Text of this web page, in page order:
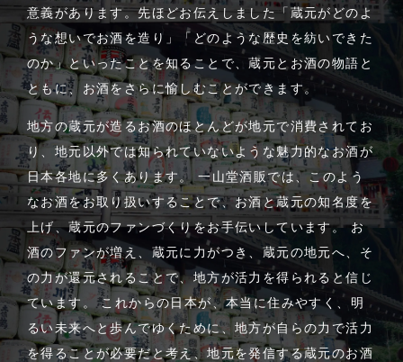
意義があります。先ほどお伝えしました「蔵元がどのよ
うな想いでお酒を造り」「どのような歴史を紡いできた
のか」といったことを知ることで、蔵元とお酒の物語と
ともに、お酒をさらに愉しむことができます。
地方の蔵元が造るお酒のほとんどが地元で消費されてお
り、地元以外では知られていないような魅力的なお酒が
日本各地に多くあります。 一山堂酒販では、このよう
なお酒をお取り扱いすることで、お酒と蔵元の知名度を
上げ、蔵元のファンづくりをお手伝いしています。 お
酒のファンが増え、蔵元に力がつき、蔵元の地元へ、そ
の力が還元されることで、地方が活力を得られると信じ
ています。 これからの日本が、本当に住みやすく、明
るい未来へと歩んでゆくために、地方が自らの力で活力
を得ることが必要だと考え、地元を発信する蔵元のお酒